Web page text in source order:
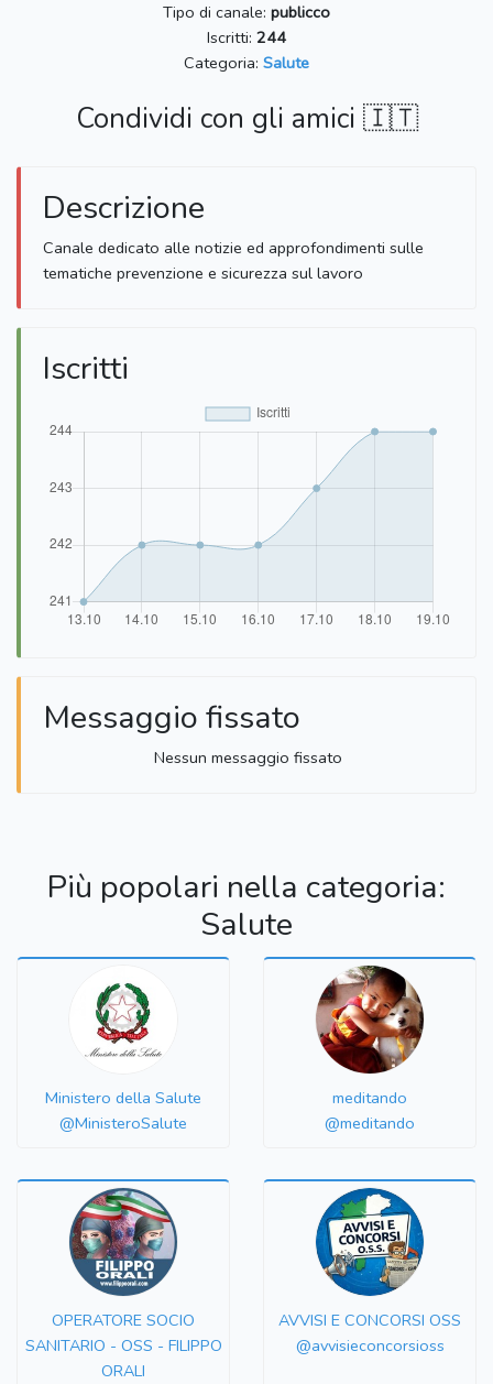
Tipo di canale: publicco
Iscritti: 244
Categoria: Salute
Condividi con gli amici 🇮🇹
Descrizione
Canale dedicato alle notizie ed approfondimenti sulle
tematiche prevenzione e sicurezza sul lavoro
Iscritti
Messaggio fissato
Nessun messaggio fissato
Più popolari nella categoria:
Salute
Ministero della Salute
@MinisteroSalute
meditando
@meditando
OPERATORE SOCIO
SANITARIO - OSS - FILIPPO
ORALI
AVVISI E CONCORSI OSS
@avvisieconcorsioss